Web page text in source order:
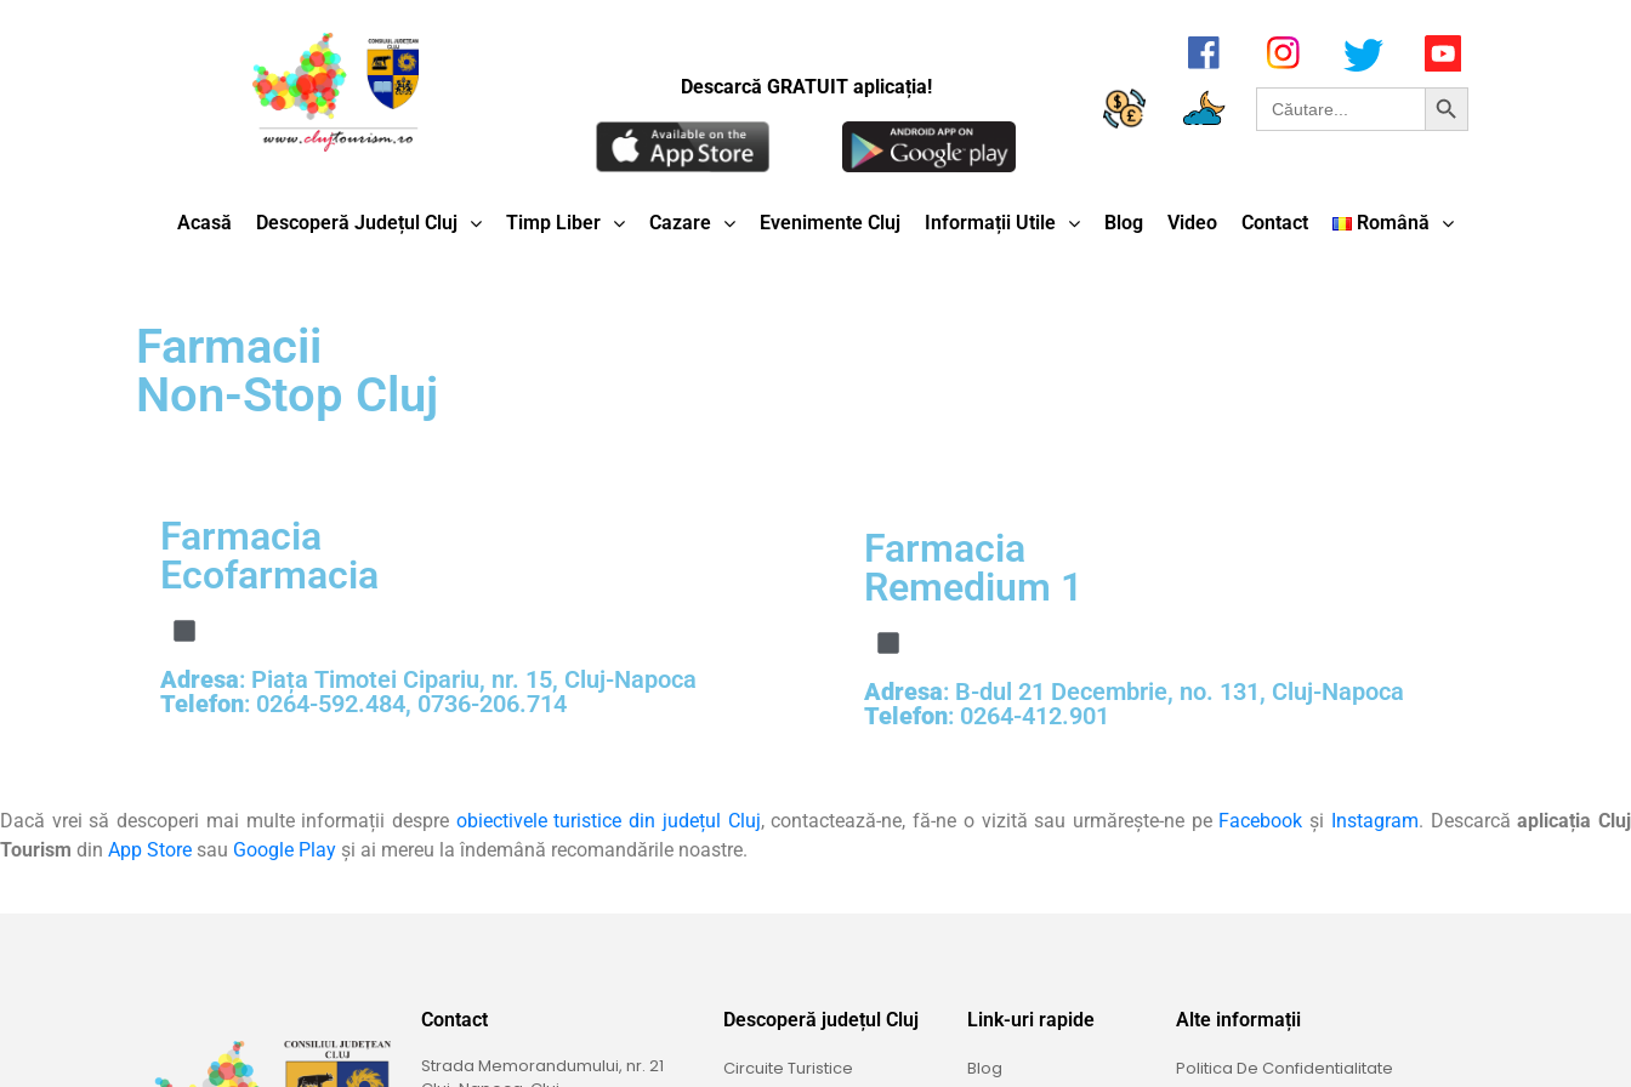
Descarcă GRATUIT aplicația! Search
for:
Search Button
Acasă Descoperă Județul Cluj Timp Liber Cazare Evenimente Cluj Informații Utile Blog Video Contact Română
Farmacii
Non-Stop Cluj
Farmacia
Ecofarmacia
Adresa: Piața Timotei Cipariu, nr. 15, Cluj-Napoca
Telefon: 0264-592.484, 0736-206.714
Farmacia
Remedium 1
Adresa: B-dul 21 Decembrie, no. 131, Cluj-Napoca
Telefon: 0264-412.901
Dacă vrei să descoperi mai multe informații despre obiectivele turistice din județul Cluj, contactează-ne, fă-ne o vizită sau urmărește-ne pe Facebook și Instagram. Descarcăaplicația Cluj
Tourism din App Store sau Google Play și ai mereu la îndemână recomandările noastre.
Contact
Strada Memorandumului, nr. 21
Descoperă județul Cluj
Circuite Turistice
Link-uri rapide
Blog
Alte informații
Politica De Confidentialitate